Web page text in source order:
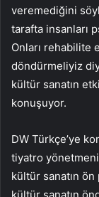
veremediğini
tarafta insanları
Onları rehabilite
döndürmeliyiz
kültür sanatın
konuşuyor.
DW Türkçe’ye
tiyatro yönetmeni
kültür sanatın ön